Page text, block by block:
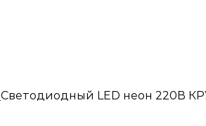
Светодиодный LED неон 220В